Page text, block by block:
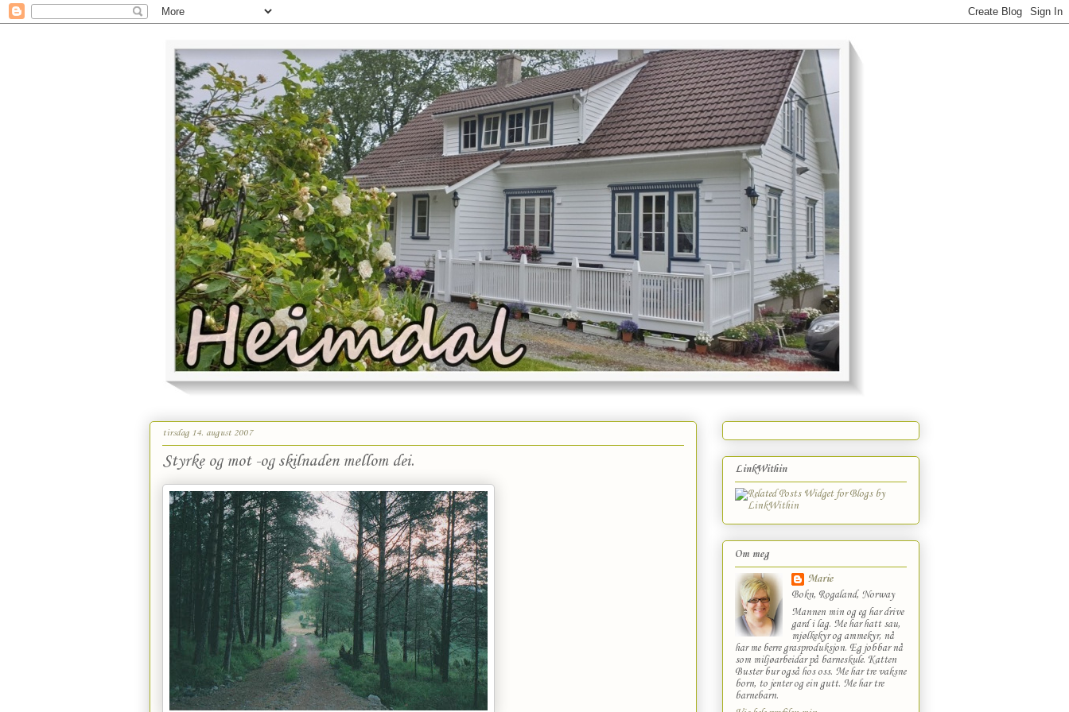
tirsdag 14. august 2007
Styrke og mot -og skilnaden mellom dei. LinkWithin
Om meg
Marie
Bokn, Rogaland, Norway
Mannen min og eg har drive
gard i lag. Me har hatt sau,
mjølkekyr og ammekyr, nå
har me berre grasproduksjon. Eg jobbar nå
som miljøarbeidar på barneskule. Katten
Buster bur også hos oss. Me har tre vaksne
born, to jenter og ein gutt. Me har tre
barnebarn.